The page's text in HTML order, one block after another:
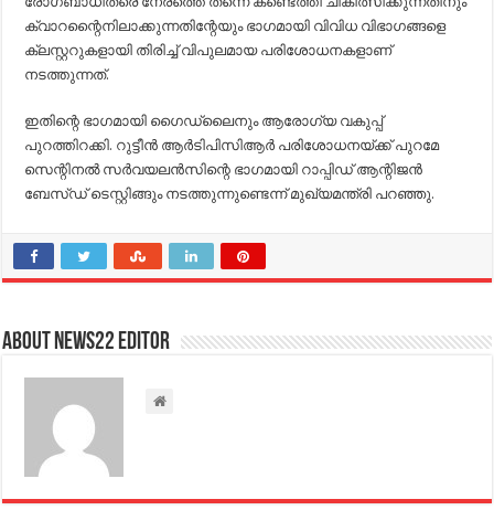
ക്വാറന്റൈനിലാക്കുന്നതിന്റേയും ഭാഗമായി വിവിധ വിഭാഗങ്ങളെ
ക്ലസ്റ്ററുകളായി തിരിച്ച്‌ വിപുലമായ പരിശോധനകളാണ്
നടത്തുന്നത്.
ഇതിന്റെ ഭാഗമായി ഗൈഡ്ലൈനും ആരോഗ്യ വകുപ്പ്
പുറത്തിറക്കി. റുട്ടീന്‍ ആര്‍ടിപിസിആര്‍ പരിശോധനയ്ക്ക് പുറമേ
സെന്റിനല്‍ സര്‍വയലന്‍സിന്റെ ഭാഗമായി റാപ്പിഡ് ആന്റിജന്‍
ബേസ്ഡ് ടെസ്റ്റിങ്ങും നടത്തുന്നുണ്ടെന്ന് മുഖ്യമന്ത്രി പറഞ്ഞു.
About NEWS22 EDITOR